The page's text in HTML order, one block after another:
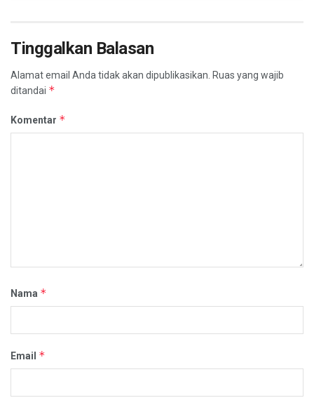
Tinggalkan Balasan
Alamat email Anda tidak akan dipublikasikan. Ruas yang wajib
ditandai *
Komentar *
Nama *
Email *